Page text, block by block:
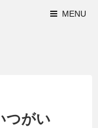
MENU
つがい